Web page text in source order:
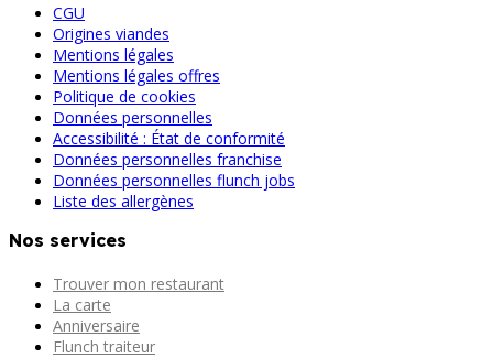
CGU
Origines viandes
Mentions légales
Mentions légales offres
Politique de cookies
Données personnelles
Accessibilité : État de conformité
Données personnelles franchise
Données personnelles flunch jobs
Liste des allergènes
Nos services
Trouver mon restaurant
La carte
Anniversaire
Flunch traiteur